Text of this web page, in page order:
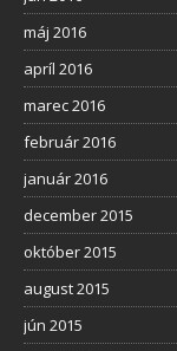
máj 2016
apríl 2016
marec 2016
február 2016
január 2016
december 2015
október 2015
august 2015
jún 2015